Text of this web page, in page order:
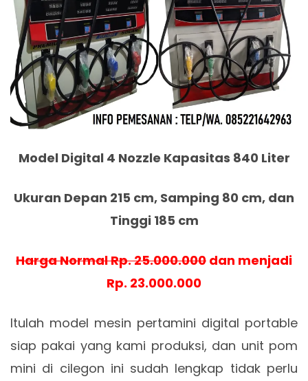
Model Digital 4 Nozzle Kapasitas 840 Liter
Ukuran Depan 215 cm, Samping 80 cm, dan
Tinggi 185 cm
Harga Normal Rp. 25.000.000 dan menjadi
Rp. 23.000.000
Itulah model mesin pertamini digital portable
siap pakai yang kami produksi, dan unit pom
mini di cilegon ini sudah lengkap tidak perlu